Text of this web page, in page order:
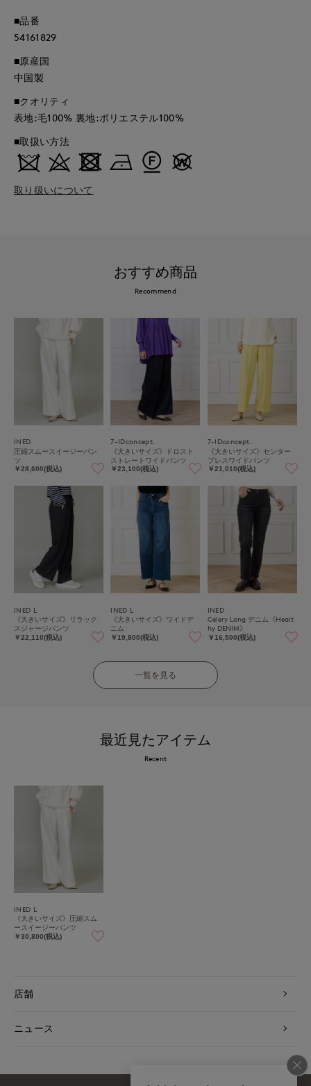
■品番
54161829
■原産国
中国製
■クオリティ
表地:毛100% 裏地:ポリエステル100%
■取扱い方法
取り扱いについて
おすすめ商品
Recommend
INED
圧縮スムースイージーパン
ツ
￥28,600(税込)
7-IDconcept.
《大きいサイズ》ドロスト
ストレートワイドパンツ
￥23,100(税込)
7-IDconcept.
《大きいサイズ》センター
プレスワイドパンツ
￥21,010(税込)
INED L
《大きいサイズ》リラック
スジャージパンツ
￥22,110(税込)
INED L
《大きいサイズ》ワイドデ
ニム
￥19,800(税込)
INED
Celery Long デニム《Healt
hy DENIM》
￥16,500(税込)
一覧を見る
最近見たアイテム
Recent
INED L
《大きいサイズ》圧縮スム
ースイージーパンツ
￥30,800(税込)
店舗
ニュース